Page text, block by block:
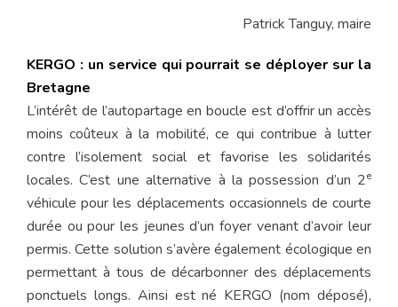
Patrick Tanguy, maire
KERGO : un service qui pourrait se déployer sur la
Bretagne
L’intérêt de l’autopartage en boucle est d’offrir un accès
moins coûteux à la mobilité, ce qui contribue à lutter
contre l’isolement social et favorise les solidarités
locales. C’est une alternative à la possession d’un 2e
véhicule pour les déplacements occasionnels de courte
durée ou pour les jeunes d’un foyer venant d’avoir leur
permis. Cette solution s’avère également écologique en
permettant à tous de décarbonner des déplacements
ponctuels longs. Ainsi est né KERGO (nom déposé),